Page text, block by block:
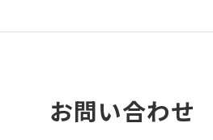
お問い合わせ